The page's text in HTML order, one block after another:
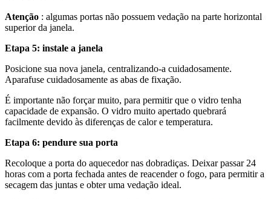
Atenção : algumas portas não possuem vedação na parte horizontal
superior da janela.
Etapa 5: instale a janela
Posicione sua nova janela, centralizando-a cuidadosamente.
Aparafuse cuidadosamente as abas de fixação.
É importante não forçar muito, para permitir que o vidro tenha
capacidade de expansão. O vidro muito apertado quebrará
facilmente devido às diferenças de calor e temperatura.
Etapa 6: pendure sua porta
Recoloque a porta do aquecedor nas dobradiças. Deixar passar 24
horas com a porta fechada antes de reacender o fogo, para permitir a
secagem das juntas e obter uma vedação ideal.